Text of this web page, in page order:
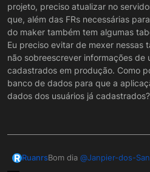
projeto, preciso atualizar no
que, além das FRs necessárias
do maker também tem algumas
Eu preciso evitar de mexer nessas
não sobreescrever informações de
cadastrados em produção. Como
banco de dados para que a
dados dos usuários já cadastrados?
R RuanrsBom dia @Janpier-dos-